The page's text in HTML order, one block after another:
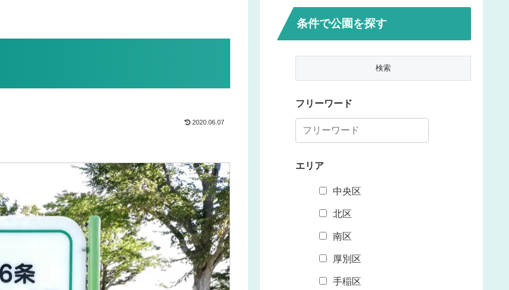
2020.06.07
条件で公園を探す
フリーワード
エリア
中央区
北区
南区
厚別区
手稲区